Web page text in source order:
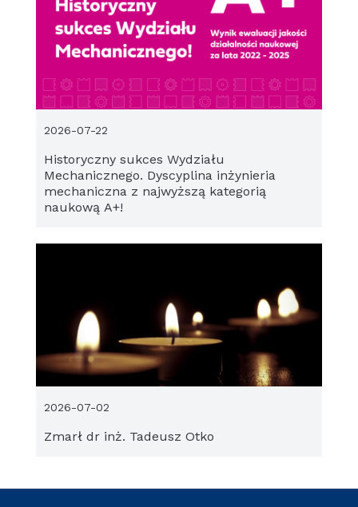
Historyczny sukces Wydziału
Mechanicznego. Dyscyplina inżynieria
mechaniczna z najwyższą kategorią
naukową A+!
2026-07-22
Zmarł dr inż. Tadeusz Otko
2026-07-02